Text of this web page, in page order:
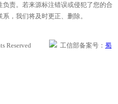
责。若来源标注错误或侵犯了您的合
，我们将及时更正、删除。
Reserved 工信部备案号： 蜀